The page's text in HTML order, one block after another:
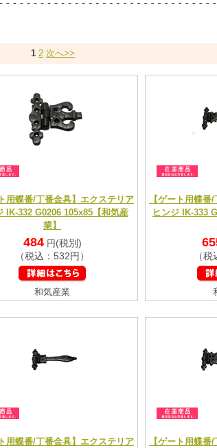
1 2 次へ>>
用蝶番/丁番金具】エクステリア
IK-332 G0206 105x85【和気産
業】
484円 (税別)
（税込：532円）
和気産業
【ゲート用蝶
ヒンジ IK-333
（
用蝶番/丁番金具】エクステリア
【ゲート用蝶